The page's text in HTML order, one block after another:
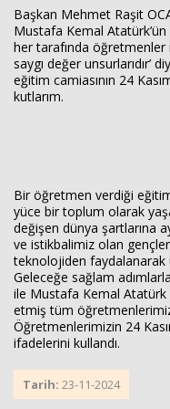
Başkan Mehmet Raşit
Mustafa Kemal Atatürk’ün
her tarafında
saygı değer unsurlarıdır’
eğitim camiasının 24
kutlarım.
Bir öğretmen verdiği
yüce bir toplum olarak
değişen dünya şartlarına
ve istikbalimiz olan
teknolojiden
Geleceğe sağlam
ile Mustafa Kemal
etmiş tüm
Öğretmenlerimizin 24
ifadelerini kullandı.
Tarih: 23-11-2024